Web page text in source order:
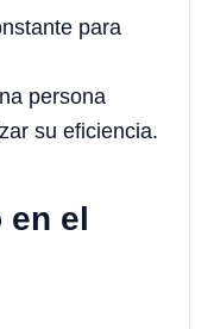
para
persona
su eficiencia.
en el